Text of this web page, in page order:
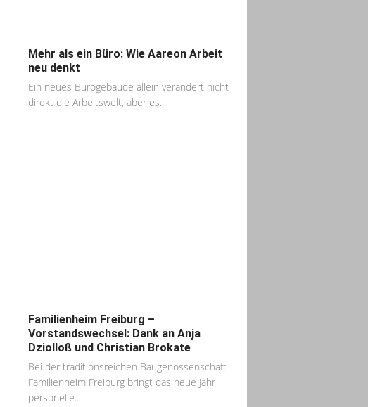
Mehr als ein Büro: Wie Aareon Arbeit
neu denkt
Ein neues Bürogebäude allein verändert nicht
direkt die Arbeitswelt, aber es...
Familienheim Freiburg –
Vorstandswechsel: Dank an Anja
Dziolloß und Christian Brokate
Bei der traditionsreichen Baugenossenschaft
Familienheim Freiburg bringt das neue Jahr
personelle...